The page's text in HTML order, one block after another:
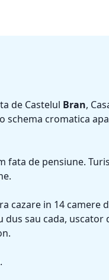
de Castelul Bran,
schema cromatica
fata de pensiune.
cazare in 14 camere
sau cada, uscator